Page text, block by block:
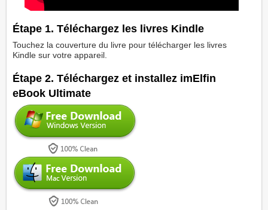
Étape 1. Téléchargez les livres Kindle
Touchez la couverture du livre pour télécharger les livres
Kindle sur votre appareil.
Étape 2. Téléchargez et installez imElfin
eBook Ultimate